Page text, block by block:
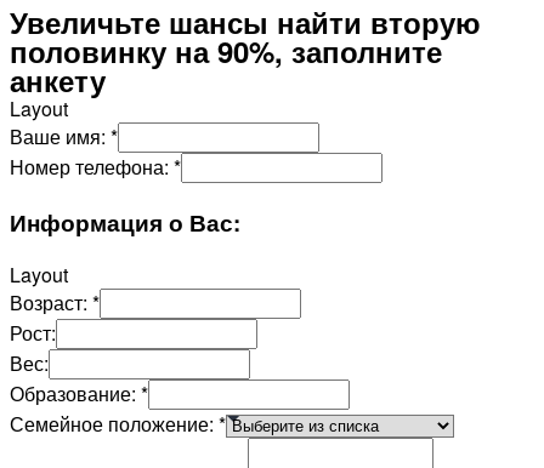
Увеличьте шансы найти вторую
половинку на 90%, заполните
анкету
Layout
Ваше имя: *
Номер телефона: *
Информация о Вас:
Layout
Возраст: *
Рост:
Вес:
Образование: *
Семейное положение: *